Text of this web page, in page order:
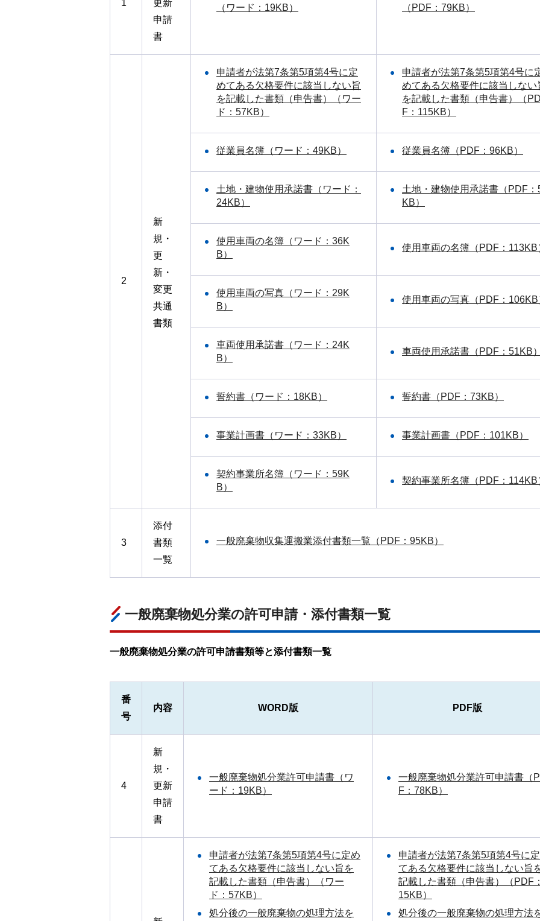
1
更新
申請
書
（ワード：19KB）
（PDF：79KB）
2
新
規・
更
新・
変更
共通
書類
申請者が法第7条第5項第4号に定
めてある欠格要件に該当しない旨
を記載した書類（申告書）（ワー
ド：57KB）
申請者が法第7条第5項第4号に
めてある欠格要件に該当しない
を記載した書類（申告書）（PD
F：115KB）
従業員名簿（ワード：49KB） 従業員名簿（PDF：96KB）
土地・建物使用承諾書（ワード：
24KB）
土地・建物使用承諾書（PDF：
KB）
使用車両の名簿（ワード：36K
B）
使用車両の名簿（PDF：113KB
使用車両の写真（ワード：29K
B）
使用車両の写真（PDF：106KB
車両使用承諾書（ワード：24K
B）
車両使用承諾書（PDF：51KB）
誓約書（ワード：18KB） 誓約書（PDF：73KB）
事業計画書（ワード：33KB） 事業計画書（PDF：101KB）
契約事業所名簿（ワード：59K
B）
契約事業所名簿（PDF：114KB
3
添付
書類
一覧
一般廃棄物収集運搬業添付書類一覧（PDF：95KB）
一般廃棄物処分業の許可申請・添付書類一覧
一般廃棄物処分業の許可申請書類等と添付書類一覧
番
号
内容 WORD版 PDF版
4
新
規・
更新
申請
書
一般廃棄物処分業許可申請書（ワ
ード：19KB）
一般廃棄物処分業許可申請書（
F：78KB）
申請者が法第7条第5項第4号に定め
てある欠格要件に該当しない旨を
記載した書類（申告書）（ワー
ド：57KB）
処分後の一般廃棄物の処理方法を
申請者が法第7条第5項第4号に
てある欠格要件に該当しない旨
記載した書類（申告書）（PDF
15KB）
処分後の一般廃棄物の処理方法